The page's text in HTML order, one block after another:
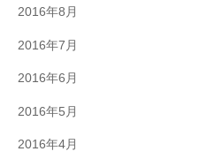
2016年8月
2016年7月
2016年6月
2016年5月
2016年4月